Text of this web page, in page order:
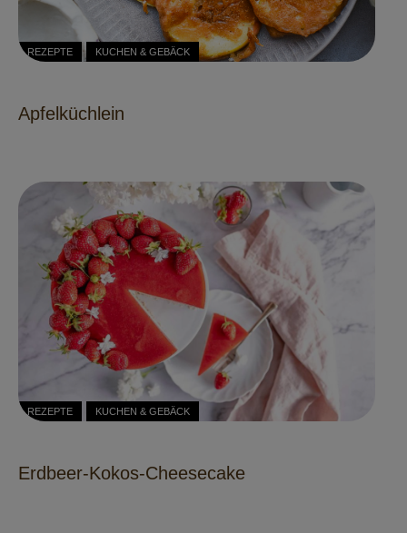
REZEPTE KUCHEN & GEBÄCK
Apfelküchlein
REZEPTE KUCHEN & GEBÄCK
Erdbeer-Kokos-Cheesecake